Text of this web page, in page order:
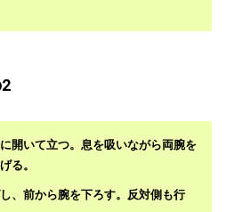
開いて立つ。息を吸いながら両腕を
る。
、前から腕を下ろす。反対側も行